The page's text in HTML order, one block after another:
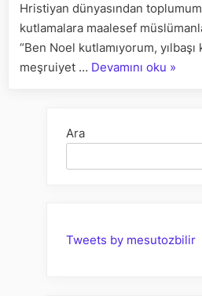
Hristiyan dünyasından
kutlamalara maalesef
“Ben Noel kutlamıyorum,
meşruiyet … Devamını oku ““BEN
»
Ara
Tweets by mesutozbilir